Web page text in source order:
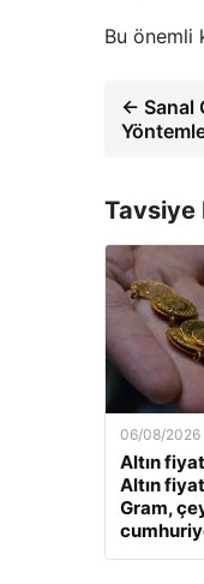
Bu önemli
← Sanal
Tavsiye
06/08/2026
Altın
Altın
Gram,